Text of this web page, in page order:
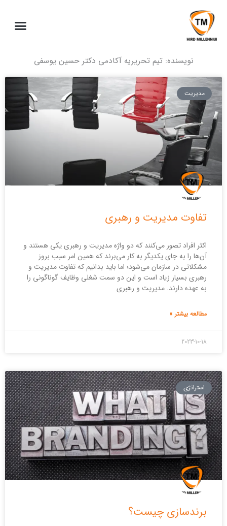
نویسنده:تیم تحریریه آکادمی دکتر حسین یوسفی
مدیریت
تفاوت مدیریت و رهبری
اکثر افراد تصور می‌کنند که دو واژه مدیریت و رهبری یکی هستند و
آن‌ها را به جای یکدیگر به کار می‌برند که همین امر سبب بروز
مشکلاتی در سازمان می‌شود؛ اما باید بدانیم که تفاوت مدیریت و
رهبری بسیار زیاد است و این دو سمت شغلی وظایف گوناگونی را
به عهده دارند. مدیریت و رهبری
مطالعه بیشتر »
2023-10-18
استراتژی
برندسازی چیست؟
صفحهصفحه